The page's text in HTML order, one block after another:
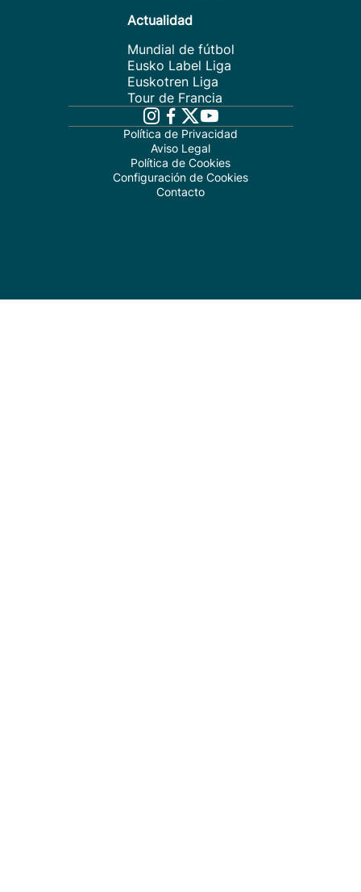
Actualidad
Mundial de fútbol
Eusko Label Liga
Euskotren Liga
Tour de Francia
Política de Privacidad
Aviso Legal
Política de Cookies
Configuración de Cookies
Contacto